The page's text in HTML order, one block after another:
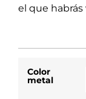
el que
Color
metal